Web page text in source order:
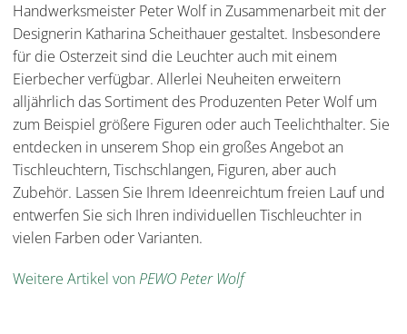
Handwerksmeister Peter Wolf in Zusammenarbeit mit der
Designerin Katharina Scheithauer gestaltet. Insbesondere
für die Osterzeit sind die Leuchter auch mit einem
Eierbecher verfügbar. Allerlei Neuheiten erweitern
alljährlich das Sortiment des Produzenten Peter Wolf um
zum Beispiel größere Figuren oder auch Teelichthalter. Sie
entdecken in unserem Shop ein großes Angebot an
Tischleuchtern, Tischschlangen, Figuren, aber auch
Zubehör. Lassen Sie Ihrem Ideenreichtum freien Lauf und
entwerfen Sie sich Ihren individuellen Tischleuchter in
vielen Farben oder Varianten.
Weitere Artikel vonPEWO Peter Wolf